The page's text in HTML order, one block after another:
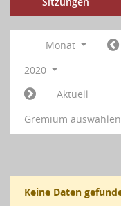
Monat
2020
Aktuell
Gremium auswählen
Keine Daten